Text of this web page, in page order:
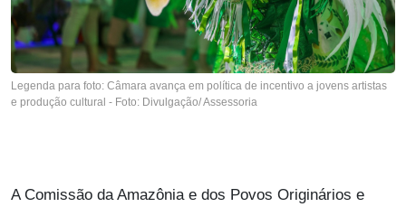
Legenda para foto: Câmara avança em política de incentivo a jovens artistas
e produção cultural - Foto: Divulgação/ Assessoria
A Comissão da Amazônia e dos Povos Originários e